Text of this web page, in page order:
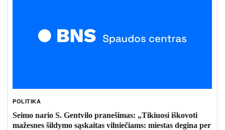
POLITIKA
Seimo nario S. Gentvilo pranešimas: „Tikiuosi iškovoti
mažesnes šildymo sąskaitas vilniečiams: miestas degina per